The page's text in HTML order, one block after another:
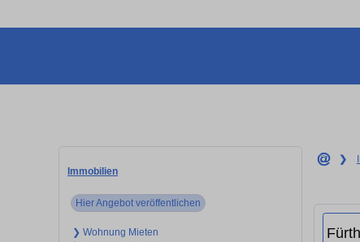
Immobilien
Hier Angebot veröffentlichen
❯ Wohnung Mieten
❯